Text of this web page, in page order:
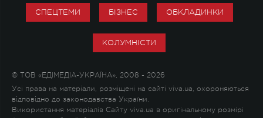
СПЕЦТЕМИ БІЗНЕС ОБКЛАДИНКИ
КОЛУМНІСТИ
© ТОВ «ЕДІМЕДІА-УКРАЇНА», 2008 - 2026
Усі права на матеріали, розміщені на сайті viva.ua, охороняються
відповідно до законодавства України.
Використання матеріалів Сайту viva.ua в оригінальному розмірі